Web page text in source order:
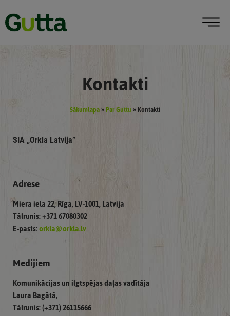
Kontakti
Sākumlapa»Par Guttu»Kontakti
SIA „Orkla Latvija”
Adrese
Miera iela 22, Rīga, LV-1001, Latvija
Tālrunis: +371 67080302
E-pasts:orkla@orkla.lv
Medijiem
Komunikācijas un ilgtspējas daļas vadītāja
Laura Bagātā,
Tālrunis: (+371) 26115666